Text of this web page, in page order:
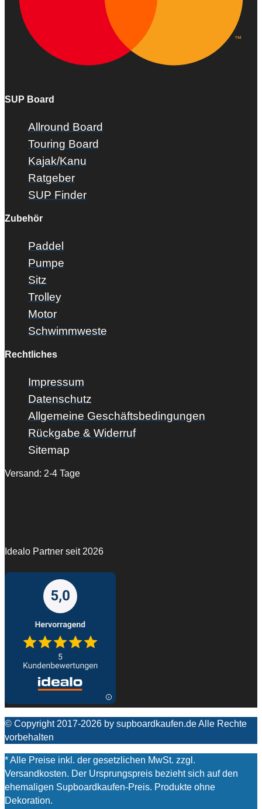
SUP Board
Allround Board
Touring Board
Kajak/Kanu
Ratgeber
SUP Finder
Zubehör
Paddel
Pumpe
Sitz
Trolley
Motor
Schwimmweste
Rechtliches
Impressum
Datenschutz
Allgemeine Geschäftsbedingungen
Rückgabe & Widerruf
Sitemap
Versand: 2-4 Tage
Idealo Partner seit 2026
© Copyright 2017-2026 by supboardkaufen.de Alle Rechte
vorbehalten
* Alle Preise inkl. der gesetzlichen MwSt. zzgl.
Versandkosten. Der Ursprungspreis bezieht sich auf den
ehemaligen Supboardkaufen-Preis. Produkte ohne
Dekoration.